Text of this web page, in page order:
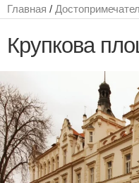
Главная /
Крупкова